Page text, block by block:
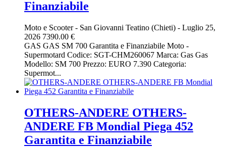
Finanziabile
Moto e Scooter- San Giovanni Teatino (Chieti) - Luglio 25,
2026 7390.00 €
GAS GAS SM 700 Garantita e Finanziabile Moto -
Supermotard Codice: SGT-CHM260067 Marca: Gas Gas
Modello: SM 700 Prezzo: EURO 7.390 Categoria:
Supermot...
OTHERS-ANDERE OTHERS-
ANDERE FB Mondial Piega 452
Garantita e Finanziabile